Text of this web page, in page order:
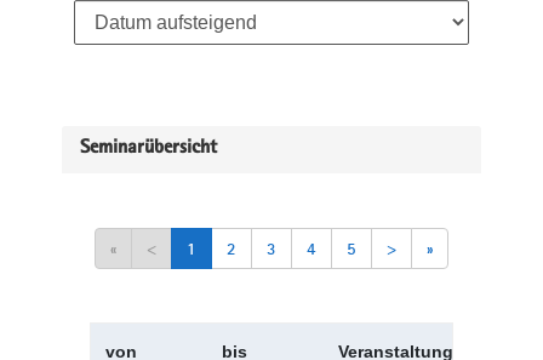
Seminarübersicht
« < 1 2 3 4 5 > »
von bis Veranstaltungskürzel